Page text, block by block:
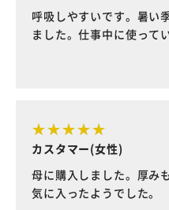
呼吸しやすいです。暑い
ました。仕事中に使って
カスタマー(女性)
母に購入しました。厚み
気に入ったようでした。